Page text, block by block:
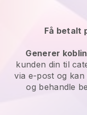
Få betalt
Generer
kunden din til
via e-post og kan
og behandle